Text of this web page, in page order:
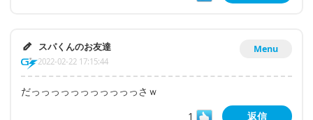
Menu
スパくんのお友達
2022-02-22 17:15:44
だっっっっっっっっっっっさｗ
1
返信